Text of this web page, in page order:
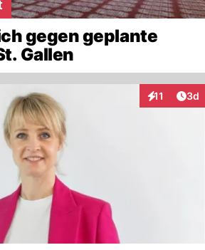
gegen geplante
Gallen
11 3d